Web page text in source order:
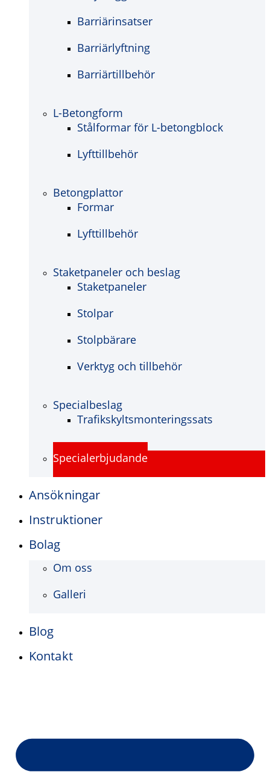
Barriärinsatser
Barriärlyftning
Barriärtillbehör
L-Betongform
Stålformar för L-betongblock
Lyfttillbehör
Betongplattor
Formar
Lyfttillbehör
Staketpaneler och beslag
Staketpaneler
Stolpar
Stolpbärare
Verktyg och tillbehör
Specialbeslag
Trafikskyltsmonteringssats
Specialerbjudande
Ansökningar
Instruktioner
Bolag
Om oss
Galleri
Blog
Kontakt